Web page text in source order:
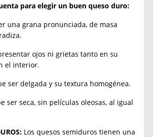
para elegir un buen queso duro:
una grana pronunciada, de masa
ojos ni grietas tanto en su
el interior.
ser delgada y su textura homogénea.
ser seca, sin películas oleosas, al igual
Los quesos semiduros tienen una